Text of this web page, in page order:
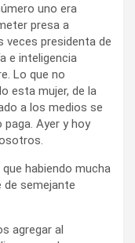
uno era
presa a
veces presidenta de
e inteligencia
Lo que no
esta mujer, de la
a los medios se
Ayer y hoy
habiendo mucha
de semejante
agregar al